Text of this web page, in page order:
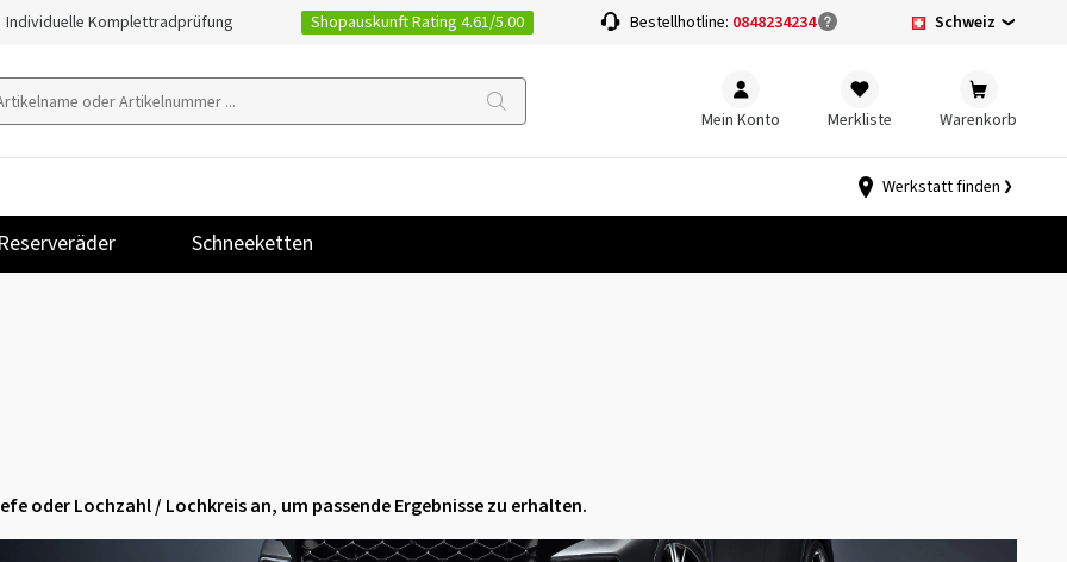
Individuelle Komplettradprüfung Shopauskunft Rating 4.61/5.00 Bestellhotline: 0848234234 Schweiz
Mein Konto Merkliste Warenkorb
Reserveräder Schneeketten
Werkstatt finden
oder Lochzahl / Lochkreis an, um passende Ergebnisse zu erhalten.